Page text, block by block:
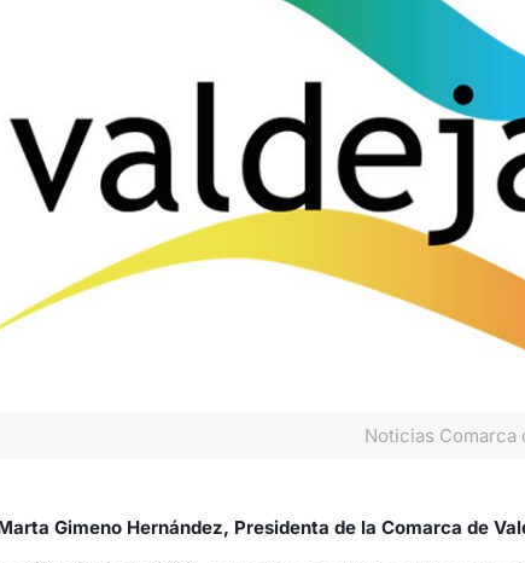
Noticias Comarca
Gimeno Hernández, Presidenta de la Comarca de